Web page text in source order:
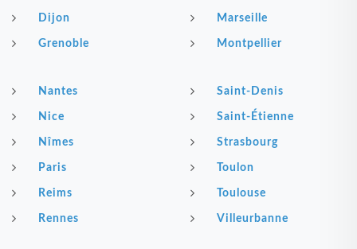
Dijon
Grenoble
Marseille
Montpellier
Nantes
Nice
Nîmes
Paris
Reims
Rennes
Saint-Denis
Saint-Étienne
Strasbourg
Toulon
Toulouse
Villeurbanne